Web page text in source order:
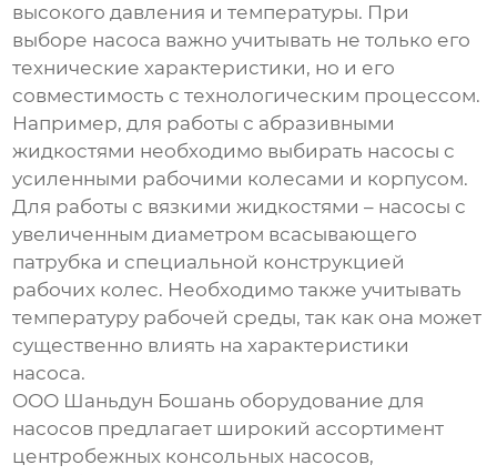
высокого давления и температуры. При
выборе насоса важно учитывать не только его
технические характеристики, но и его
совместимость с технологическим процессом.
Например, для работы с абразивными
жидкостями необходимо выбирать насосы с
усиленными рабочими колесами и корпусом.
Для работы с вязкими жидкостями – насосы с
увеличенным диаметром всасывающего
патрубка и специальной конструкцией
рабочих колес. Необходимо также учитывать
температуру рабочей среды, так как она может
существенно влиять на характеристики
насоса.
ООО Шаньдун Бошань оборудование для
насосов предлагает широкий ассортимент
центробежных консольных насосов,